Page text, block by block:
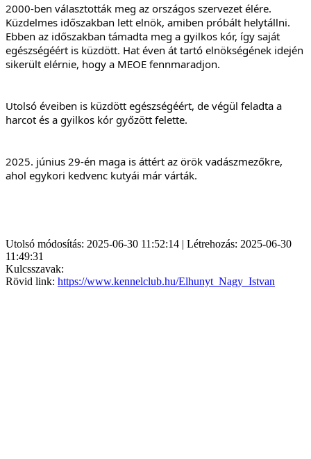
2000-ben választották meg az országos szervezet élére.
Küzdelmes időszakban lett elnök, amiben próbált helytállni.
Ebben az időszakban támadta meg a gyilkos kór, így saját
egészségéért is küzdött. Hat éven át tartó elnökségének idején
sikerült elérnie, hogy a MEOE fennmaradjon.
Utolsó éveiben is küzdött egészségéért, de végül feladta a
harcot és a gyilkos kór győzött felette.
2025. június 29-én maga is áttért az örök vadászmezőkre,
ahol egykori kedvenc kutyái már várták.
Utolsó módosítás: 2025-06-30 11:52:14 | Létrehozás: 2025-06-30
11:49:31
Kulcsszavak:
Rövid link: https://www.kennelclub.hu/Elhunyt_Nagy_Istvan